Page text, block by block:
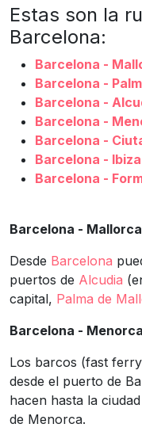
Estas son la
Barcelona:
Barcelona -
Barcelona -
Barcelona -
Barcelona -
Barcelona -
Barcelona - Ibiza
Barcelona -
Barcelona - Mallorca
Desde Barcelona
puertos de Alcudia
capital, Palma de
Barcelona - Menorca
Los barcos (fast
desde el puerto de
hacen hasta la
de Menorca.